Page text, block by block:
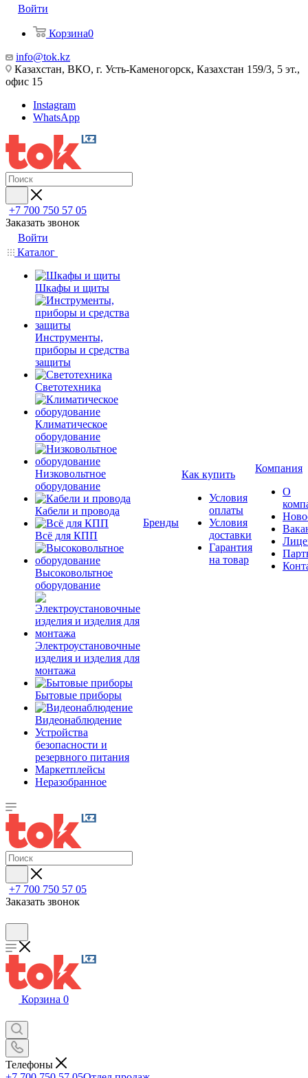
Войти
Корзина0
info@tok.kz
Казахстан, ВКО, г. Усть-Каменогорск, Казахстан 159/3, 5 эт.,
офис 15
Instagram
WhatsApp
+7 700 750 57 05
Заказать звонок
Войти
Каталог
Шкафы и щиты
Инструменты,
приборы и средства
защиты
Светотехника
Климатическое
оборудование
Низковольтное
оборудование
Кабели и провода
Всё для КПП
Высоковольтное
оборудование
Электроустановочные
изделия и изделия для
монтажа
Бытовые приборы
Видеонаблюдение
Устройства
безопасности и
резервного питания
Маркетплейсы
Неразобранное
Бренды
Как купить
Условия
оплаты
Условия
доставки
Гарантия
на товар
Компания
О
+7 700 750 57 05
Заказать звонок
Корзина 0
Телефоны